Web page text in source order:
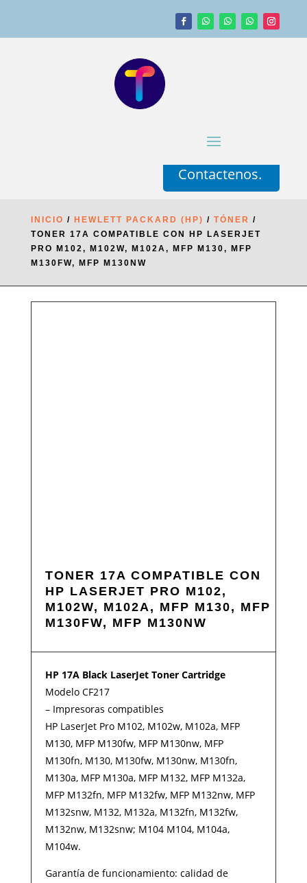
Contactenos.
INICIO / HEWLETT PACKARD (HP) / TÓNER /
TONER 17A COMPATIBLE CON HP LASERJET
PRO M102, M102W, M102A, MFP M130, MFP
M130FW, MFP M130NW
TONER 17A COMPATIBLE CON
HP LASERJET PRO M102,
M102W, M102A, MFP M130, MFP
M130FW, MFP M130NW
HP 17A Black LaserJet Toner Cartridge
Modelo CF217
– Impresoras compatibles
HP LaserJet Pro M102, M102w, M102a, MFP
M130, MFP M130fw, MFP M130nw, MFP
M130fn, M130, M130fw, M130nw, M130fn,
M130a, MFP M130a, MFP M132, MFP M132a,
MFP M132fn, MFP M132fw, MFP M132nw, MFP
M132snw, M132, M132a, M132fn, M132fw,
M132nw, M132snw; M104 M104, M104a,
M104w.
Garantía de funcionamiento: calidad de